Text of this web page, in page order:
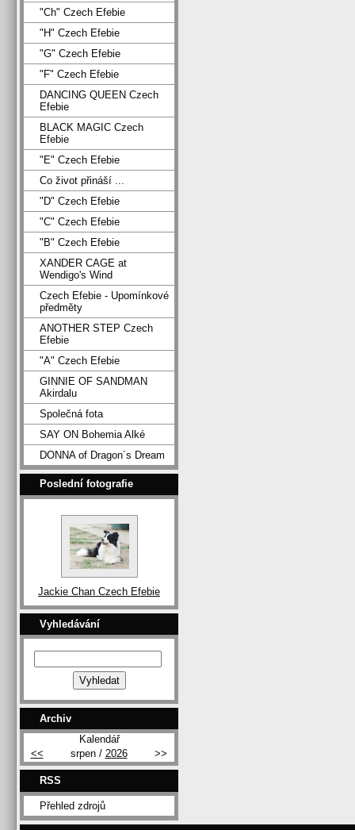
"Ch" Czech Efebie
"H" Czech Efebie
"G" Czech Efebie
"F" Czech Efebie
DANCING QUEEN Czech
Efebie
BLACK MAGIC Czech
Efebie
"E" Czech Efebie
Co život přináší ...
"D" Czech Efebie
"C" Czech Efebie
"B" Czech Efebie
XANDER CAGE at
Wendigo's Wind
Czech Efebie - Upomínkové
předměty
ANOTHER STEP Czech
Efebie
"A" Czech Efebie
GINNIE OF SANDMAN
Akirdalu
Společná fota
SAY ON Bohemia Alké
DONNA of Dragon´s Dream
Poslední fotografie
Jackie Chan Czech Efebie
Vyhledávání
Archiv
Kalendář
<<
srpen / 2026 >>
RSS
Přehled zdrojů